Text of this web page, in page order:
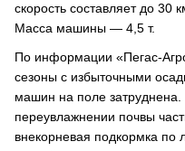
скорость составляет до 30
Масса машины — 4,5 т.
По информации «Пегас-
сезоны с избыточными
машин на поле затруднена.
переувлажнении почвы
внекорневая подкормка по